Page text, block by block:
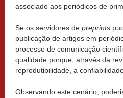
associado aos periódicos de
Se os servidores de preprints
publicação de artigos em
processo de comunicação
qualidade porque, através da
reprodutibilidade, a
Observando este cenário,